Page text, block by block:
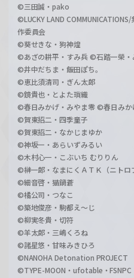
©三田誠・pako
©LUCKY LAND
作委員会
©葵せきな・狗神煌
©あざの耕平・すみ兵 ©石踏一榮・
©井中だちま・飯田ぽち。
©恵比須清司・ぎん太郎
©鏡貴也・とよた瑣織
©春日みかげ・みやま零 ©春日みか
©賀東招二・四季童子
©賀東招二・なかじまゆか
©神坂一・あらいずみるい
©木村心一・こぶいち むりりん
©榊一郎・なまにくＡＴＫ（ニトロ
©細音啓・猫鍋蒼
©橘公司・つなこ
©築地俊彦・駒都え～じ
©柳実冬貴・切符
©羊太郎・三嶋くろね
©諸星悠・甘味みきひろ
©NANOHA Detonation PROJECT
©TYPE-MOON・ufotable・FSNPC